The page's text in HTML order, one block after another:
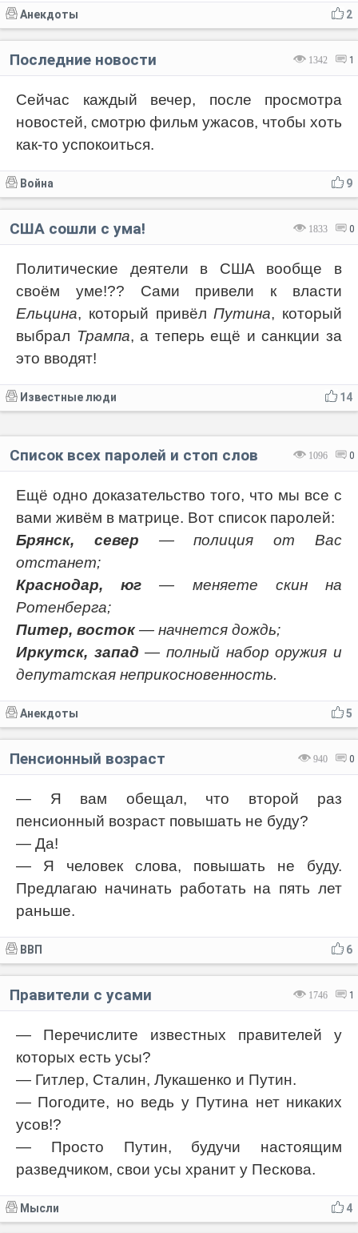
2
Анекдоты
1342 1
Последние новости
Сейчас каждый вечер, после просмотра
новостей, смотрю фильм ужасов, чтобы хоть
как-то успокоиться.
9
Война
1833 0
США сошли с ума!
Политические деятели в США вообще в
своём уме!?? Сами привели к власти
Ельцина, который привёлПутина, который
выбрал Трампа, а теперь ещё и санкции за
это вводят!
14
Известные люди
1096 0
Список всех паролей и стоп слов
Ещё одно доказательство того, что мы все с
вами живём в матрице. Вот список паролей:
Брянск, север — полиция от Вас
отстанет;
Краснодар, юг — меняете скин на
Ротенберга;
Питер, восток — начнется дождь;
Иркутск, запад — полный набор оружия и
депутатская неприкосновенность.
5
Анекдоты
940 0
Пенсионный возраст
— Я вам обещал, что второй раз
пенсионный возраст повышать не буду?
— Да!
— Я человек слова, повышать не буду.
Предлагаю начинать работать на пять лет
раньше.
6
ВВП
1746 1
Правители с усами
— Перечислите известных правителей у
которых есть усы?
— Гитлер, Сталин, Лукашенко и Путин.
— Погодите, но ведь у Путина нет никаких
усов!?
— Просто Путин, будучи настоящим
разведчиком, свои усы хранит у Пескова.
4
Мысли